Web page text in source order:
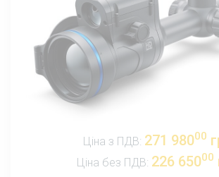
Ціна з ПДВ: 271 98000
Ціна без ПДВ: 226 65000